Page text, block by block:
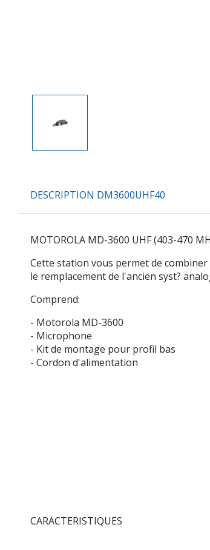
DESCRIPTION DM3600UHF40
MOTOROLA MD-3600 UHF (403-470
Cette station vous permet de
le remplacement de l'ancien syst?
Comprend:
- Motorola MD-3600
- Microphone
- Kit de montage pour profil bas
- Cordon d'alimentation
CARACTERISTIQUES